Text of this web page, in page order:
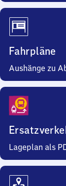
Fahrpläne
Aushänge zu
Lageplan als